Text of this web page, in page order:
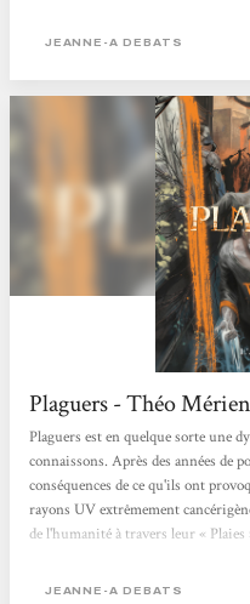
forcément le plus intéressant. Illya
JEANNE-A DEBATS
Plaguers - Théo
Plaguers est en quelque sorte une
connaissons. Après des années de
conséquences de ce qu'ils ont
rayons UV extrêmement
de l'humanité à travers leur «
encourage ces débordements de
JEANNE-A DEBATS